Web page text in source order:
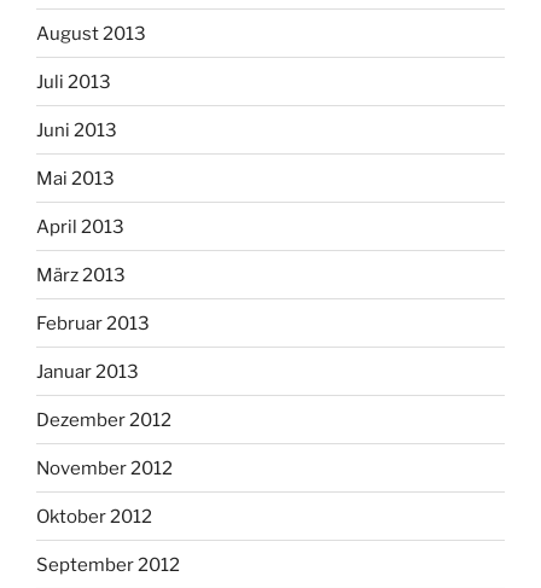
August 2013
Juli 2013
Juni 2013
Mai 2013
April 2013
März 2013
Februar 2013
Januar 2013
Dezember 2012
November 2012
Oktober 2012
September 2012